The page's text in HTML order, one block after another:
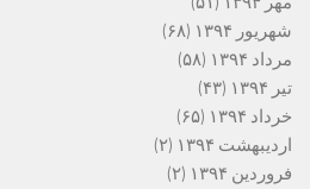
شهریور ۱۳۹۴
(۶۸)
مرداد ۱۳۹۴
(۵۸)
تیر ۱۳۹۴
(۴۳)
خرداد ۱۳۹۴
(۶۵)
اردیبهشت ۱۳۹۴
(۲)
فروردین ۱۳۹۴
(۲)